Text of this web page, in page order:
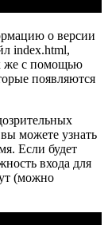
о версии
index.html,
же с помощью
появляются
можете узнать
Если будет
входа для
(можно